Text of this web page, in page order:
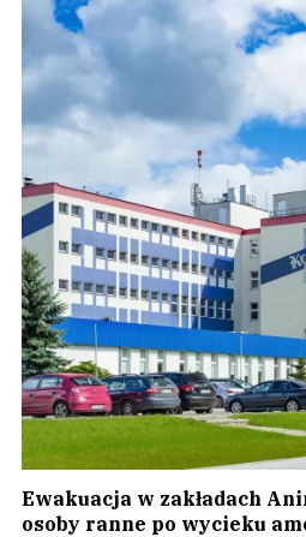
Ewakuacja w zakładach
osoby ranne po wycieku